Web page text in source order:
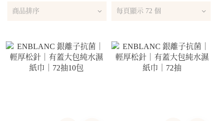
商品排序 每頁顯示 72 個